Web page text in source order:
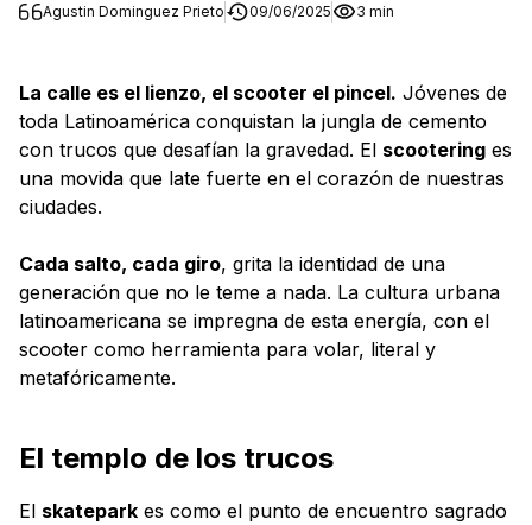
Agustin Dominguez Prieto 09/06/2025 3 min
La calle es el lienzo, el scooter el pincel. Jóvenes de
toda Latinoamérica conquistan la jungla de cemento
con trucos que desafían la gravedad. El scootering es
una movida que late fuerte en el corazón de nuestras
ciudades.
Cada salto, cada giro, grita la identidad de una
generación que no le teme a nada. La cultura urbana
latinoamericana se impregna de esta energía, con el
scooter como herramienta para volar, literal y
metafóricamente.
El templo de los trucos
El skatepark es como el punto de encuentro sagrado